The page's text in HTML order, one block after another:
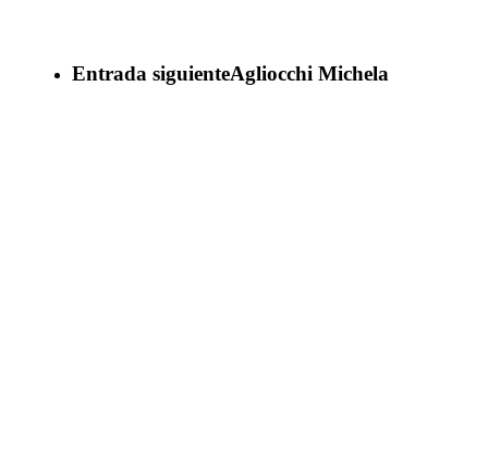
Entrada siguienteAgliocchi Michela